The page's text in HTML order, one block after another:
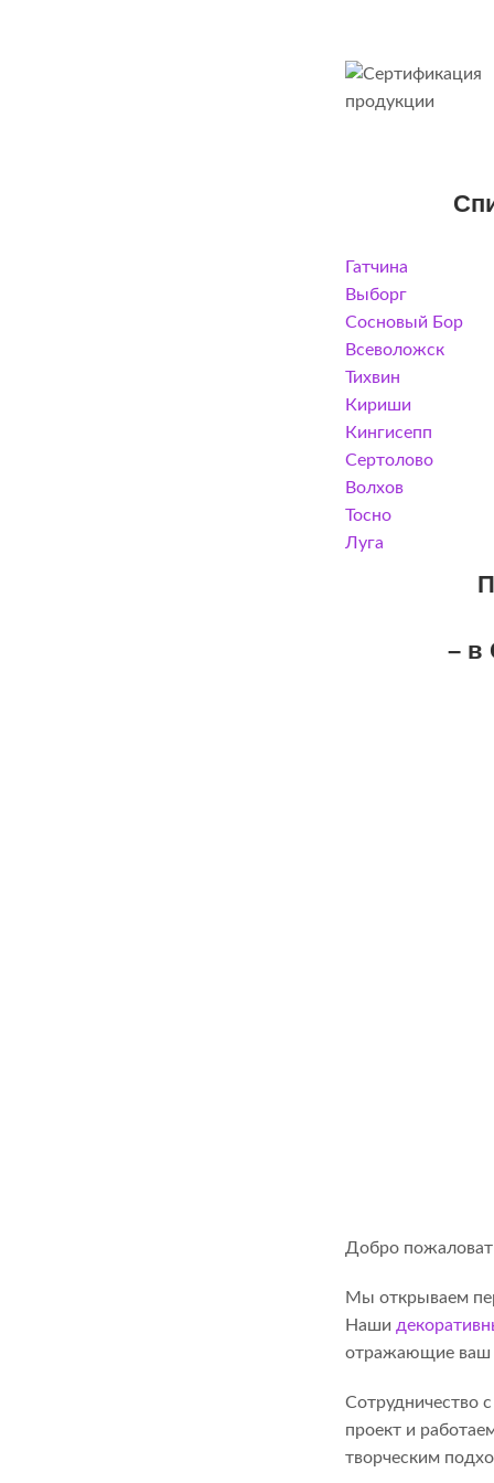
Гатчина
Выборг
Сосновый Бор
Всеволожск
Тихвин
Кириши
Кингисепп
Сертолово
Волхов
Тосно
Луга
– в
Добро
Мы открываем
Наши
отражающие ваш
Сотрудничество
проект и
творческим